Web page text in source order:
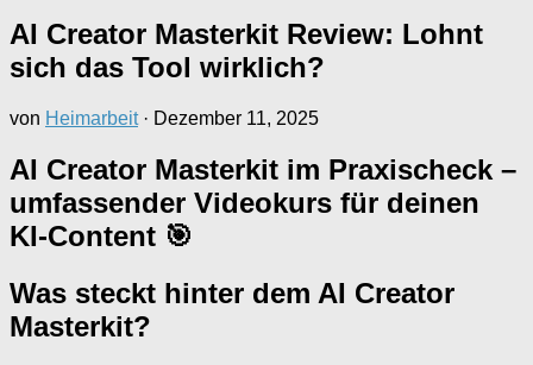
AI Creator Masterkit Review: Lohnt
sich das Tool wirklich?
von Heimarbeit · Dezember 11, 2025
AI Creator Masterkit im Praxischeck –
umfassender Videokurs für deinen
KI-Content 🎯
Was steckt hinter dem AI Creator
Masterkit?